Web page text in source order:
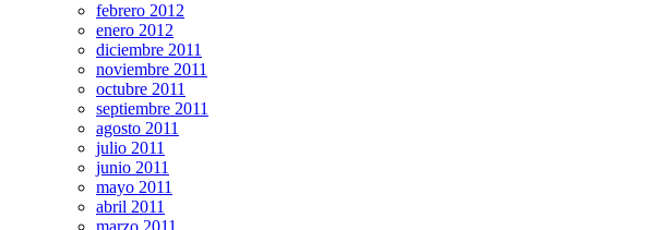
febrero 2012
enero 2012
diciembre 2011
noviembre 2011
octubre 2011
septiembre 2011
agosto 2011
julio 2011
junio 2011
mayo 2011
abril 2011
marzo 2011